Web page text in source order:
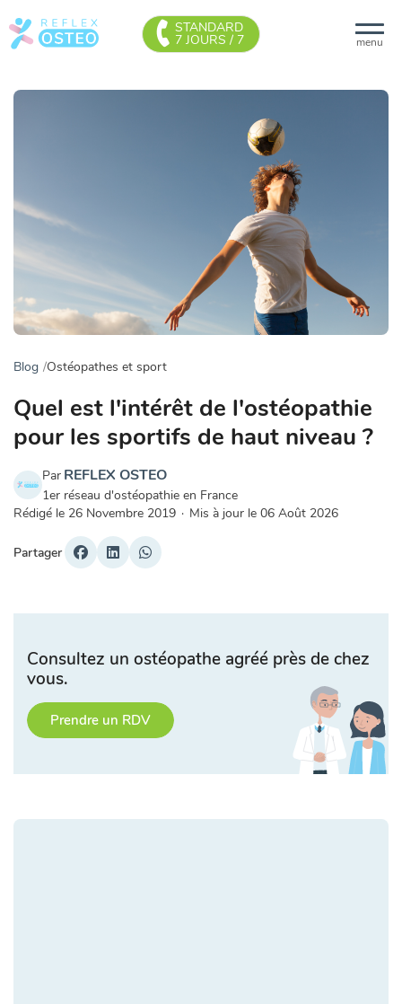
menu
STANDARD
7 JOURS / 7
Blog Ostéopathes et sport
Quel est l'intérêt de l'ostéopathie
pour les sportifs de haut niveau ?
Par REFLEX OSTEO
1er réseau d'ostéopathie en France
Rédigé le 26 Novembre 2019 · Mis à jour le 06 Août 2026
Partager
Consultez un ostéopathe agréé près de chez
vous.
Prendre un RDV